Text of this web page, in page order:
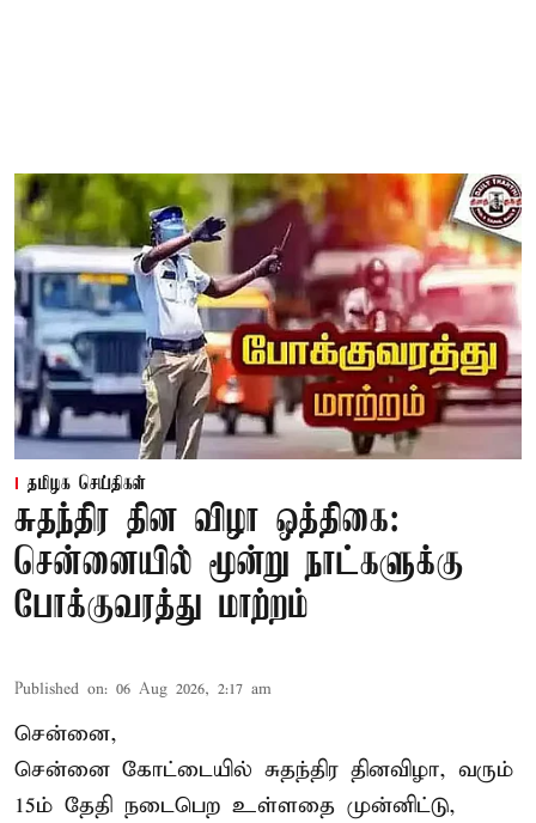
தமிழக செய்திகள்
சுதந்திர தின விழா ஒத்திகை:
சென்னையில் மூன்று நாட்களுக்கு
போக்குவரத்து மாற்றம்
Published on: 06 Aug 2026, 2:17 am
சென்னை,
சென்னை கோட்டையில் சுதந்திர தினவிழா, வரும்
15ம் தேதி நடைபெற உள்ளதை முன்னிட்டு,